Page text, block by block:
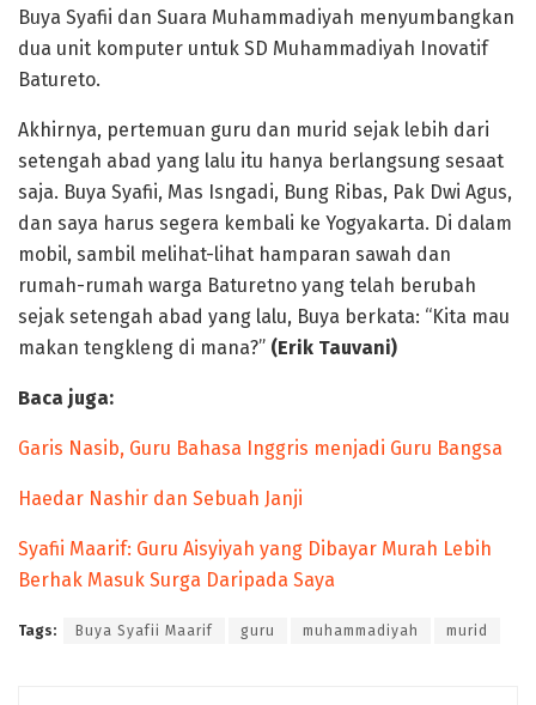
Buya Syafii dan Suara Muhammadiyah menyumbangkan
dua unit komputer untuk SD Muhammadiyah Inovatif
Batureto.
Akhirnya, pertemuan guru dan murid sejak lebih dari
setengah abad yang lalu itu hanya berlangsung sesaat
saja. Buya Syafii, Mas Isngadi, Bung Ribas, Pak Dwi Agus,
dan saya harus segera kembali ke Yogyakarta. Di dalam
mobil, sambil melihat-lihat hamparan sawah dan
rumah-rumah warga Baturetno yang telah berubah
sejak setengah abad yang lalu, Buya berkata: “Kita mau
makan tengkleng di mana?” (Erik Tauvani)
Baca juga:
Garis Nasib, Guru Bahasa Inggris menjadi Guru Bangsa
Haedar Nashir dan Sebuah Janji
Syafii Maarif: Guru Aisyiyah yang Dibayar Murah Lebih
Berhak Masuk Surga Daripada Saya
Tags: Buya Syafii Maarif guru muhammadiyah murid